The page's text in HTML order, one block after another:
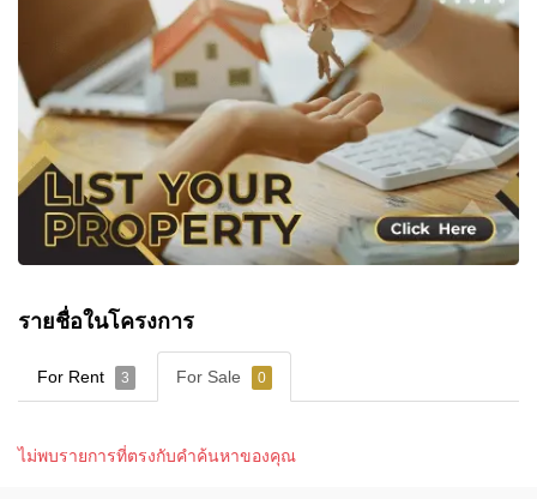
รายชื่อในโครงการ
For Rent 3 For Sale 0
ไม่พบรายการที่ตรงกับคำค้นหาของคุณ